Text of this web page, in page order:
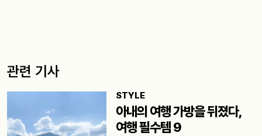
관련 기사
STYLE
아내의 여행 가방을 뒤졌다,
여행 필수템 9